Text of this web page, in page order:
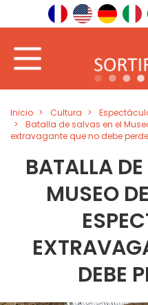
Inicio Cultura
Batalla de salvas en el
extravagante que no debe
BATALLA
MUSEO
DEBE